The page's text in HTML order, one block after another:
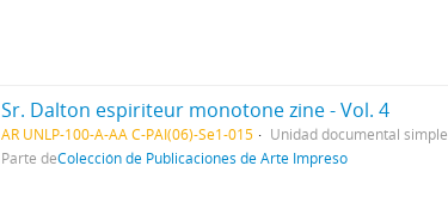
Sr. Dalton espiriteur monotone zine - Vol. 4
AR UNLP-100-A-AA C-PAI(06)-Se1-015 Unidad documental simple
Parte deColección de Publicaciones de Arte Impreso